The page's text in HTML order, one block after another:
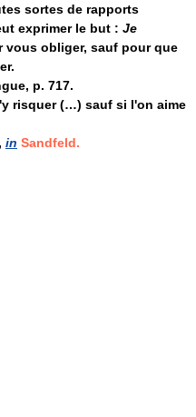
sortes de rapports
exprimer le but : Je
vous obliger, sauf pour que
p. 717.
risquer (…) sauf si l'on aime
in Sandfeld.